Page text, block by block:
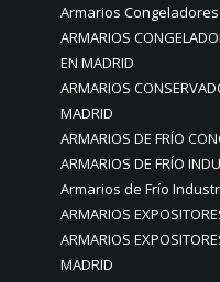
Armarios
ARMARIOS
EN MADRID
ARMARIOS
MADRID
ARMARIOS DE FRÍO
ARMARIOS DE FRÍO
Armarios de Frío
ARMARIOS
ARMARIOS
MADRID